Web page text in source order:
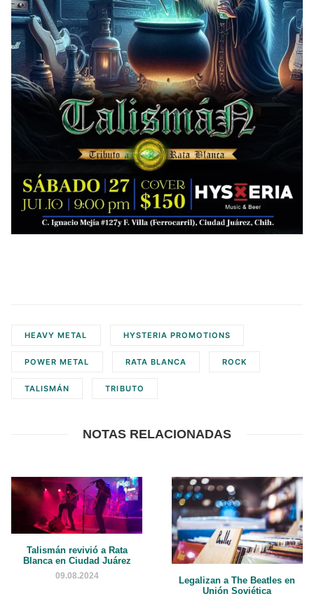
HEAVY METAL HYSTERIA PROMOTIONS
POWER METAL RATA BLANCA ROCK
TALISMÁN TRIBUTO
NOTAS RELACIONADAS
Talismán revivió a Rata
Blanca en Ciudad Juárez
09.08.2024
Legalizan a The Beatles en
Unión Soviética